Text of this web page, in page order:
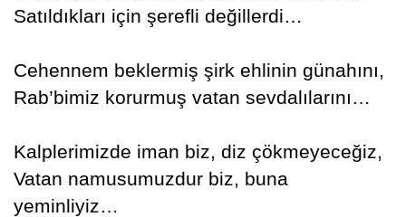
Satıldıkları için şerefli değillerdi…
Cehennem beklermiş şirk ehlinin günahını,
Rab’bimiz korurmuş vatan sevdalılarını…
Kalplerimizde iman biz, diz çökmeyeceğiz,
Vatan namusumuzdur biz, buna
yeminliyiz…